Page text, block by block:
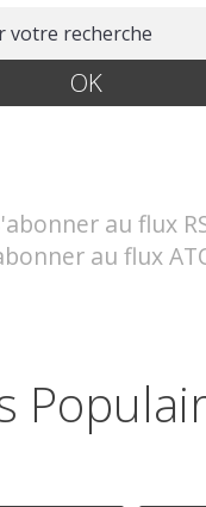
au flux
au flux